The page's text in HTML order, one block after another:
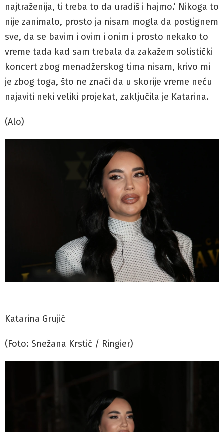
najtraženija, ti treba to da uradiš i hajmo.’ Nikoga to
nije zanimalo, prosto ja nisam mogla da postignem
sve, da se bavim i ovim i onim i prosto nekako to
vreme tada kad sam trebala da zakažem solistički
koncert zbog menadžerskog tima nisam, krivo mi
je zbog toga, što ne znači da u skorije vreme neću
najaviti neki veliki projekat, zaključila je Katarina.
(Alo)
Katarina Grujić
(Foto: Snežana Krstić / Ringier)